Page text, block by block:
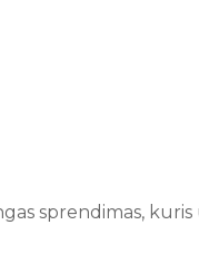
sprendimas,